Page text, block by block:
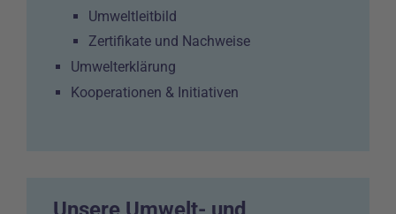
Umweltleitbild
Zertifikate und Nachweise
Umwelterklärung
Kooperationen & Initiativen